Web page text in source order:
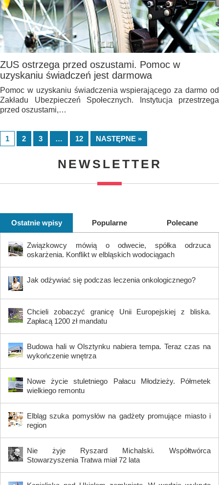
ZUS ostrzega przed oszustami. Pomoc w
uzyskaniu świadczeń jest darmowa
Pomoc w uzyskaniu świadczenia wspierającego za darmo od
Zakładu Ubezpieczeń Społecznych. Instytucja przestrzega
przed oszustami,…
1 2 3 … 12 NASTĘPNE »
NEWSLETTER
Ostatnie wpisy Popularne Polecane
Związkowcy mówią o odwecie, spółka odrzuca
oskarżenia. Konflikt w elbląskich wodociągach
Jak odżywiać się podczas leczenia onkologicznego?
Chcieli zobaczyć granicę Unii Europejskiej z bliska.
Zapłacą 1200 zł mandatu
Budowa hali w Olsztynku nabiera tempa. Teraz czas na
wykończenie wnętrza
Nowe życie stuletniego Pałacu Młodzieży. Półmetek
wielkiego remontu
Elbląg szuka pomysłów na gadżety promujące miasto i
region
Nie żyje Ryszard Michalski. Współtwórca
Stowarzyszenia Tratwa miał 72 lata